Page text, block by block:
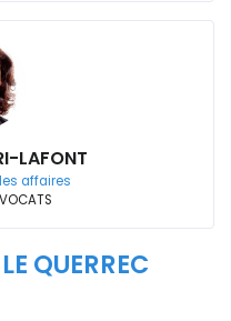
LAFONT
affaires
QUERREC